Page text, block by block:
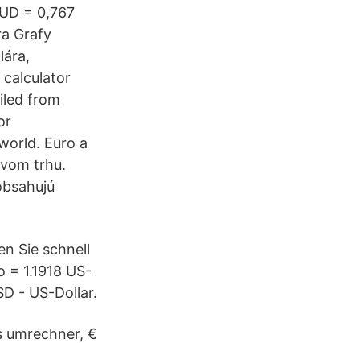
= 0,767
Grafy
calculator
from
Euro a
trhu.
Sie schnell
1.1918 US-
- US-Dollar.
umrechner, €